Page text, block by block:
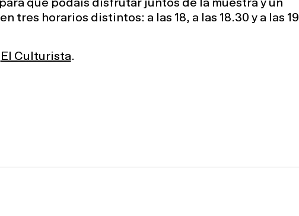
que podáis disfrutar juntos de la muestra y un
tres horarios distintos: a las 18, a las 18.30 y a las 19
El Culturista.